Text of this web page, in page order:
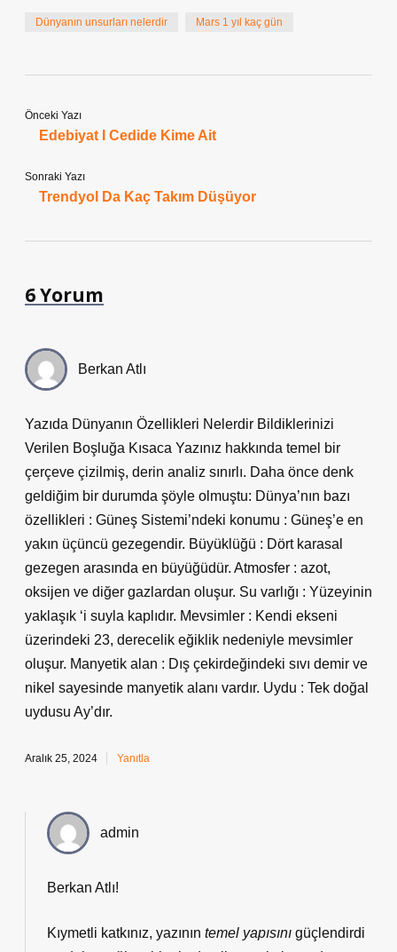
Dünyanın unsurları nelerdir Mars 1 yıl kaç gün
Önceki Yazı
Edebiyat I Cedide Kime Ait
Sonraki Yazı
Trendyol Da Kaç Takım Düşüyor
6 Yorum
Berkan Atlı
Yazıda Dünyanın Özellikleri Nelerdir Bildiklerinizi
Verilen Boşluğa Kısaca Yazınız hakkında temel bir
çerçeve çizilmiş, derin analiz sınırlı. Daha önce denk
geldiğim bir durumda şöyle olmuştu: Dünya’nın bazı
özellikleri : Güneş Sistemi’ndeki konumu : Güneş’e en
yakın üçüncü gezegendir. Büyüklüğü : Dört karasal
gezegen arasında en büyüğüdür. Atmosfer : azot,
oksijen ve diğer gazlardan oluşur. Su varlığı : Yüzeyinin
yaklaşık ‘i suyla kaplıdır. Mevsimler : Kendi ekseni
üzerindeki 23, derecelik eğiklik nedeniyle mevsimler
oluşur. Manyetik alan : Dış çekirdeğindeki sıvı demir ve
nikel sayesinde manyetik alanı vardır. Uydu : Tek doğal
uydusu Ay’dır.
Aralık 25, 2024 Yanıtla
admin
Berkan Atlı!
Kıymetli katkınız, yazının temel yapısını güçlendirdi